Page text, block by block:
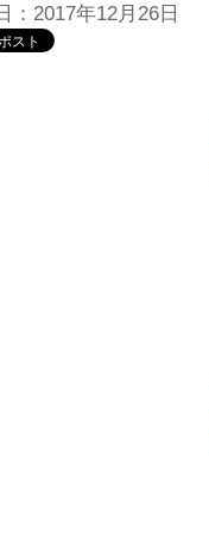
：2017年12月26日